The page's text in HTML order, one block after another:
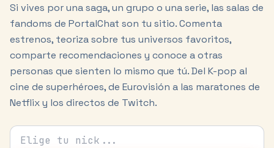
Si vives por una saga, un grupo o una serie, las salas de
fandoms de PortalChat son tu sitio. Comenta
estrenos, teoriza sobre tus universos favoritos,
comparte recomendaciones y conoce a otras
personas que sienten lo mismo que tú. Del K-pop al
cine de superhéroes, de Eurovisión a las maratones de
Netflix y los directos de Twitch.
Tu nick para el chat